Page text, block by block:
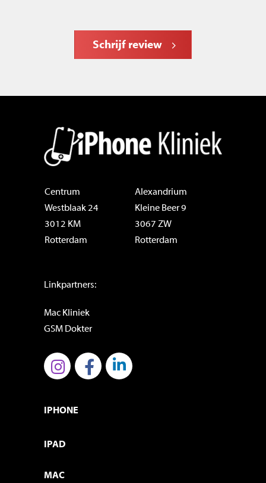
Schrijf review
Centrum
Westblaak 24
3012 KM
Rotterdam
Alexandrium
Kleine Beer 9
3067 ZW
Rotterdam
Linkpartners:
Mac Kliniek
GSM Dokter
IPHONE
IPAD
MAC